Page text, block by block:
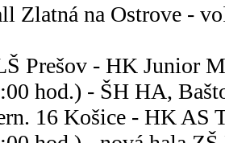
Zlatná
Prešov - HK
hod.) - ŠH HA,
16 Košice -